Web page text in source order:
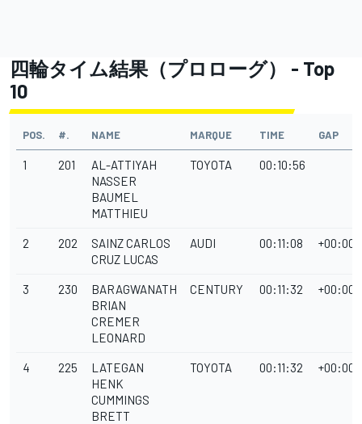
四輪タイム結果（プロローグ） - Top
10
POS. #. NAME MARQUE TIME GAP
1 201
AL-ATTIYAH
NASSER
BAUMEL
MATTHIEU
TOYOTA 00:10:56
2 202
SAINZ CARLOS
CRUZ LUCAS
AUDI 00:11:08
3 230
BARAGWANATH
BRIAN
CREMER
LEONARD
CENTURY 00:11:32
4 225
LATEGAN
HENK
CUMMINGS
BRETT
TOYOTA 00:11:32